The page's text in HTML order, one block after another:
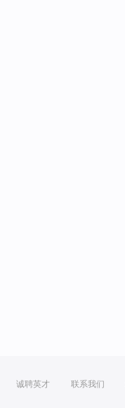
诚聘英才 联系我们